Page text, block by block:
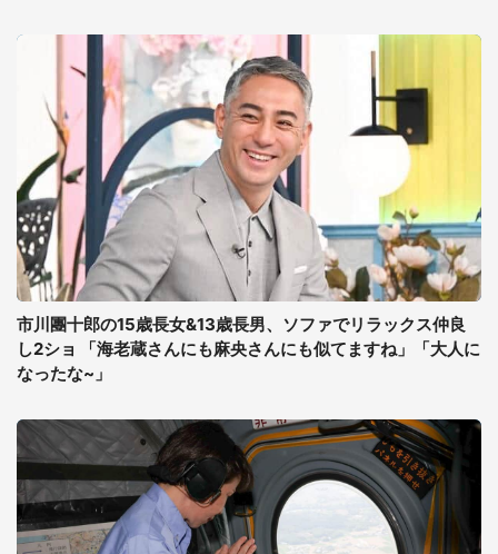
市川團十郎の15歳長女&13歳長男、ソファでリラックス仲良
し2ショ 「海老蔵さんにも麻央さんにも似てますね」「大人に
なったな~」